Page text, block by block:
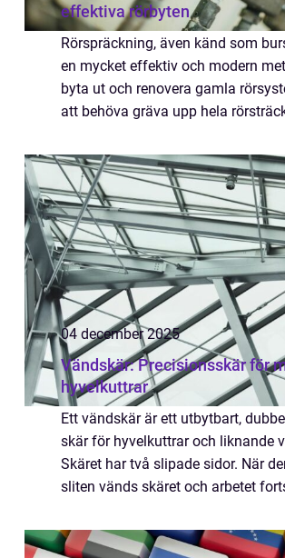
effektiva rörbyten
Rörspräckning, även känd som
en mycket effektiv och modern
byta ut och renovera gamla
att behöva gräva upp hela
04 december 2025
Vändskär: Precisionsskär för
hyvelkuttrar
Ett vändskär är ett utbytbart,
skär för hyvelkuttrar och liknande
Skäret har två slipade sidor. När
sliten vänds skäret och arbetet